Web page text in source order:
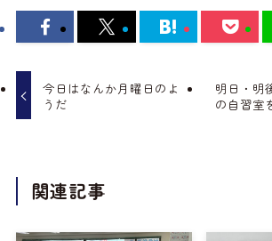
今日はなんか月曜日のよ
うだ
明日・明
の自習室
関連記事